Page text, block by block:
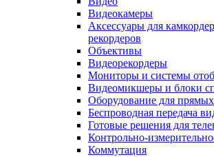
Видеокамеры
Аксессуары для
рекордеров
Объективы
Видеорекордеры
Мониторы и системы
Видеомикшеры и блоки
Оборудование для
Беспроводная передача
Готовые решения для
Контрольно-
Коммутация